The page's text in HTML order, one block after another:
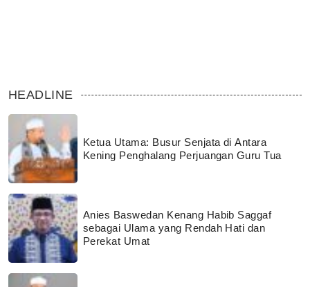
HEADLINE
Ketua Utama: Busur Senjata di Antara
Kening Penghalang Perjuangan Guru Tua
Anies Baswedan Kenang Habib Saggaf
sebagai Ulama yang Rendah Hati dan
Perekat Umat